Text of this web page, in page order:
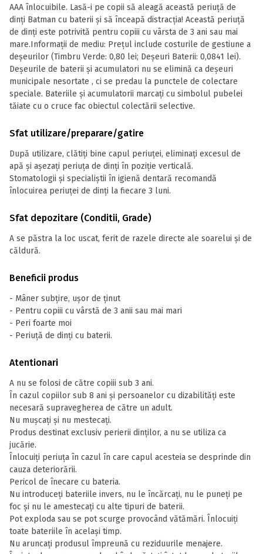
AAA înlocuibile. Lasă-i pe copii să aleagă această periuță de
dinți Batman cu baterii și să înceapă distracția! Această periuță
de dinți este potrivită pentru copiii cu vârsta de 3 ani sau mai
mare.Informații de mediu: Prețul include costurile de gestiune a
deșeurilor (Timbru Verde: 0,80 lei; Deșeuri Baterii: 0,0841 lei).
Deșeurile de baterii și acumulatori nu se elimină ca deșeuri
municipale nesortate , ci se predau la punctele de colectare
speciale. Bateriile și acumulatorii marcați cu simbolul pubelei
tăiate cu o cruce fac obiectul colectării selective.
Sfat utilizare/preparare/gatire
După utilizare, clătiți bine capul periuței, eliminați excesul de
apă și așezați periuța de dinți în poziție verticală.
Stomatologii și specialiștii în igienă dentară recomandă
înlocuirea periuței de dinți la fiecare 3 luni.
Sfat depozitare (Conditii, Grade)
A se păstra la loc uscat, ferit de razele directe ale soarelui și de
căldură.
Beneficii produs
- Mâner subțire, ușor de ținut
- Pentru copiii cu vârstă de 3 anii sau mai mari
- Peri foarte moi
- Periuță de dinți cu baterii.
Atentionari
A nu se folosi de către copiii sub 3 ani.
În cazul copiilor sub 8 ani și persoanelor cu dizabilități este
necesară supravegherea de către un adult.
Nu mușcați și nu mestecați.
Produs destinat exclusiv perierii dinților, a nu se utiliza ca
jucărie.
Înlocuiți periuța în cazul în care capul acesteia se desprinde din
cauza deteriorării.
Pericol de înecare cu bateria.
Nu introduceți bateriile invers, nu le încărcați, nu le puneți pe
foc și nu le amestecați cu alte tipuri de baterii.
Pot exploda sau se pot scurge provocând vătămări. Înlocuiți
toate bateriile în același timp.
Nu aruncați produsul împreună cu reziduurile menajere.